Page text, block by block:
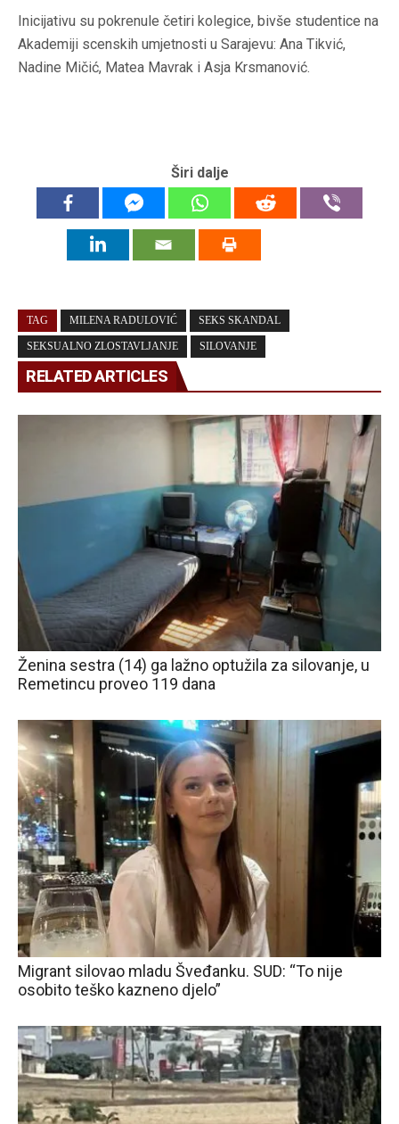
Inicijativu su pokrenule četiri kolegice, bivše studentice na
Akademiji scenskih umjetnosti u Sarajevu: Ana Tikvić,
Nadine Mičić, Matea Mavrak i Asja Krsmanović.
Širi dalje
TAG MILENA RADULOVIĆ SEKS SKANDAL
SEKSUALNO ZLOSTAVLJANJE SILOVANJE
RELATED ARTICLES
Ženina sestra (14) ga lažno optužila za silovanje, u
Remetincu proveo 119 dana
Migrant silovao mladu Šveđanku. SUD: “To nije
osobito teško kazneno djelo”